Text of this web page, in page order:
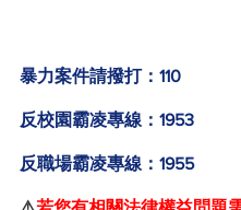
暴力案件請撥打：110
反校園霸凌專線：1953
反職場霸凌專線：1955